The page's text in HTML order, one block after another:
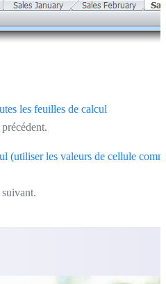
les feuilles de calcul
(utiliser les valeurs de cellule